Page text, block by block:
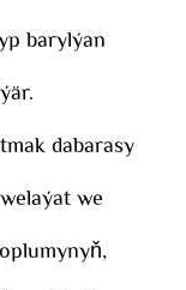
barylýan
dabarasy
we